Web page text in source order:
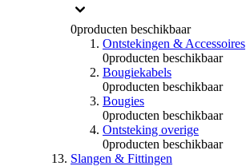
0producten beschikbaar
Ontstekingen & Accessoires
0producten beschikbaar
Bougiekabels
0producten beschikbaar
Bougies
0producten beschikbaar
Ontsteking overige
0producten beschikbaar
Slangen & Fittingen